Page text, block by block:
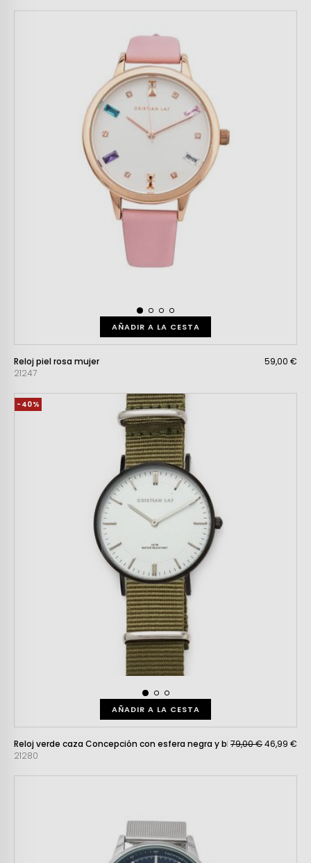
AÑADIR A LA CESTA
Reloj piel rosa mujer
21247
59,00 €
-40%
AÑADIR A LA CESTA
Reloj verde caza Concepción con esfera negra y blanca
21280
79,00 €46,99 €